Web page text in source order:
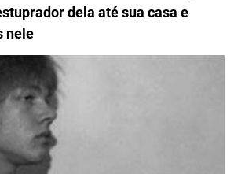
dela até sua casa e
nele